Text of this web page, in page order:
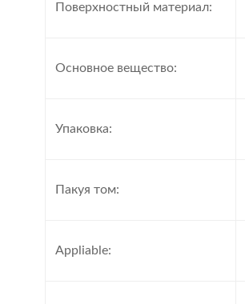
Поверхностный материал:
Основное вещество:
Упаковка:
Пакуя том:
Appliable: